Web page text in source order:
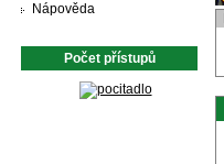
Nápověda
Počet přístupů